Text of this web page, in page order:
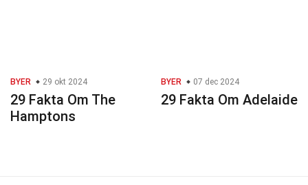
BYER 29 okt 2024
29 Fakta Om The
Hamptons
BYER 07 dec 2024
29 Fakta Om Adelaide